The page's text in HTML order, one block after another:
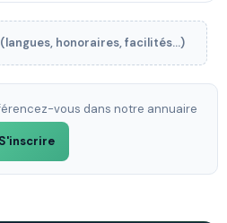
honoraires, facilités...)
vous dans notre annuaire
S'inscrire